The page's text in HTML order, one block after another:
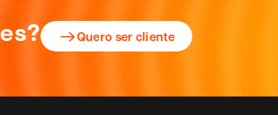
Quero ser cliente